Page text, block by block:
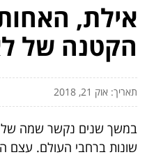
אילת,
הקטנה של
תאריך: אוק 21, 2018
במשך שנים נקשר שמה של
שונות ברחבי העולם. עצם